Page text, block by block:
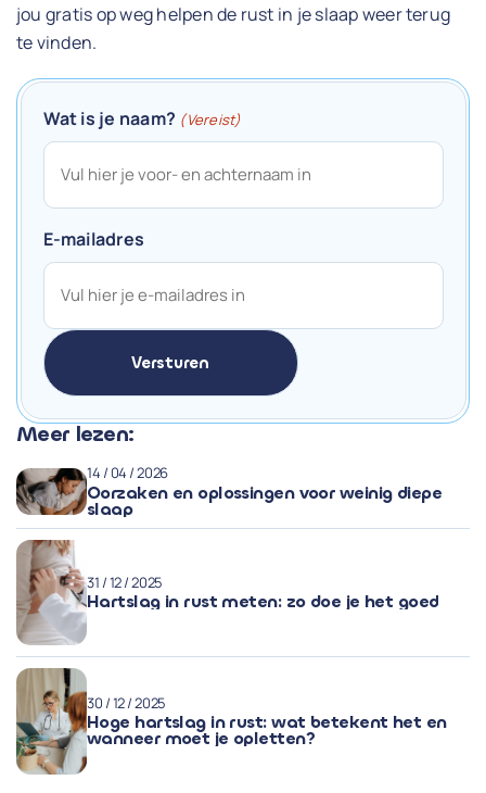
Meer lezen:
14 / 04 / 2026
Oorzaken en oplossingen voor weinig diepe
slaap
31 / 12 / 2025
Hartslag in rust meten: zo doe je het goed
30 / 12 / 2025
Hoge hartslag in rust: wat betekent het en
wanneer moet je opletten?
jou gratis op weg helpen de rust in je slaap weer terug
te vinden.
Wat is je naam? (Vereist)
E-mailadres